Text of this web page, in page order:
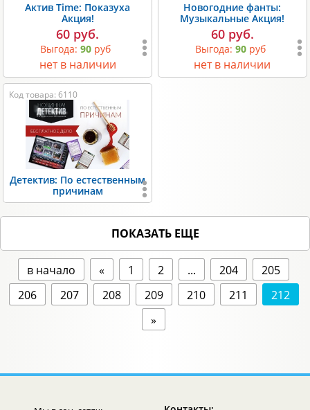
Актив Time: Показуха
Акция!
60 руб.
Выгода:90 руб
нет в наличии
Новогодние фанты:
Музыкальные Акция!
60 руб.
Выгода: 90руб
нет в наличии
Код товара: 6110
Детектив: По естественным
причинам
ПОКАЗАТЬ ЕЩЕ
в начало « 1 2 ... 204
205
206
207 208 209 210 211
212
»